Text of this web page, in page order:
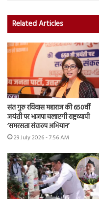
Related Articles
संत गुरु रविदास महाराज की 650वीं
जयंती पर भाजपा चलाएगी राष्ट्रव्यापी
‘समरसता संकल्प अभियान’
29 July 2026 - 7:56 AM